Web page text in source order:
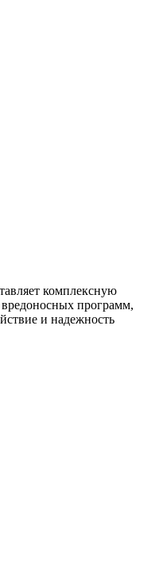
комплексную
программ,
и надежность